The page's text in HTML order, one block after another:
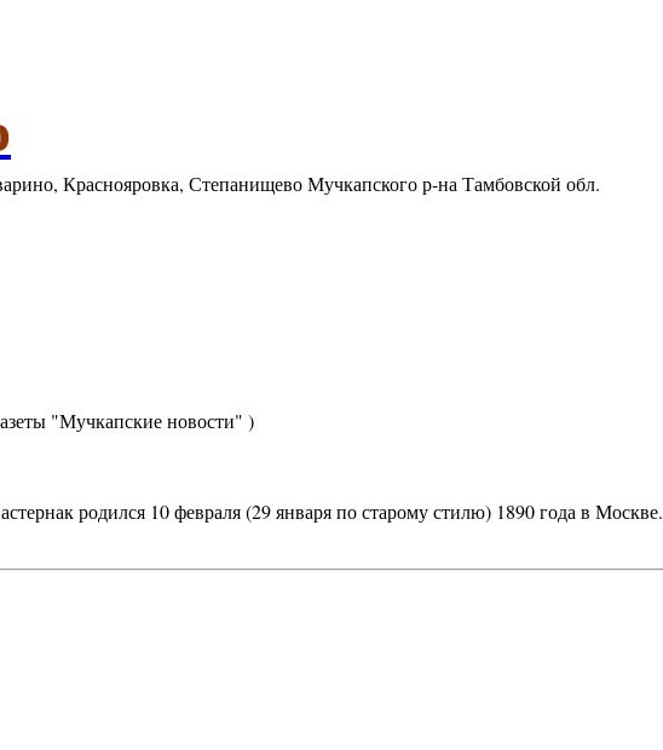
Краснояровка, Степанищево Мучкапского р-на Тамбовской обл.
"Мучкапские новости" )
родился 10 февраля (29 января по старому стилю) 1890 года в Москве.